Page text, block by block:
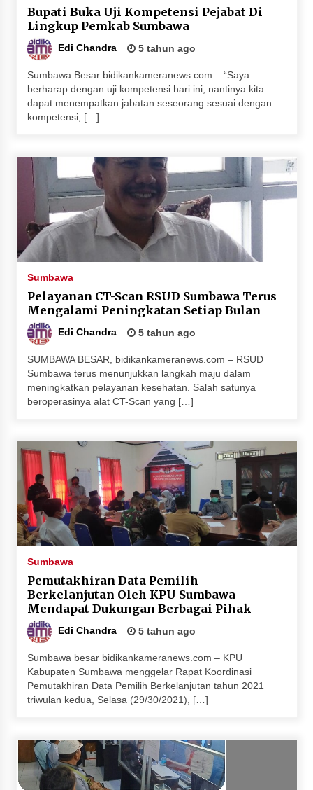
Penurunan Stunting di Sumbawa
4 minggu ago
Wabup Ansori Apresiasi Rekomendasi dan
Pandangan Fraksi – Fraksi DPRD Sumbawa
4 minggu ago
Bupati Sumbawa Lepas 487 Atlet dari Berbagai
4 minggu ago
BAZNAS Kabupaten Sumbawa Salurkan Bantuan
Program 100 Mustahik Per Desa di Desa Teluk
Santong
4 minggu ago
Dosen UTS Siap Kembangkan Inovasi Lewat
Pelatihan PDPP 2026 Bali
4 minggu ago
Terapkan “Polantas Menyapa”, Satlantas Polres
Sumbawa Berupaya Wujudkan Pelayanan
4 minggu ago
Capaian Program Pemerintah Kabupaten
Bupati Buka Uji Kompetensi Pejabat Di
Lingkup Pemkab Sumbawa
Edi Chandra 5 tahun ago
Sumbawa Besar bidikankameranews.com – “Saya
berharap dengan uji kompetensi hari ini, nantinya kita
dapat menempatkan jabatan seseorang sesuai dengan
kompetensi, […]
Sumbawa
Pelayanan CT-Scan RSUD Sumbawa Terus
Mengalami Peningkatan Setiap Bulan
Edi Chandra 5 tahun ago
SUMBAWA BESAR, bidikankameranews.com – RSUD
Sumbawa terus menunjukkan langkah maju dalam
meningkatkan pelayanan kesehatan. Salah satunya
beroperasinya alat CT-Scan yang […]
Sumbawa
Pemutakhiran Data Pemilih
Berkelanjutan Oleh KPU Sumbawa
Mendapat Dukungan Berbagai Pihak
Edi Chandra 5 tahun ago
Sumbawa besar bidikankameranews.com – KPU
Kabupaten Sumbawa menggelar Rapat Koordinasi
Pemutakhiran Data Pemilih Berkelanjutan tahun 2021
triwulan kedua, Selasa (29/30/2021), […]